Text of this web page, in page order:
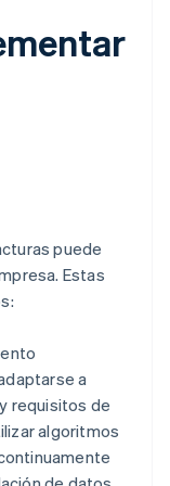
puede
Estas
a
requisitos de
algoritmos